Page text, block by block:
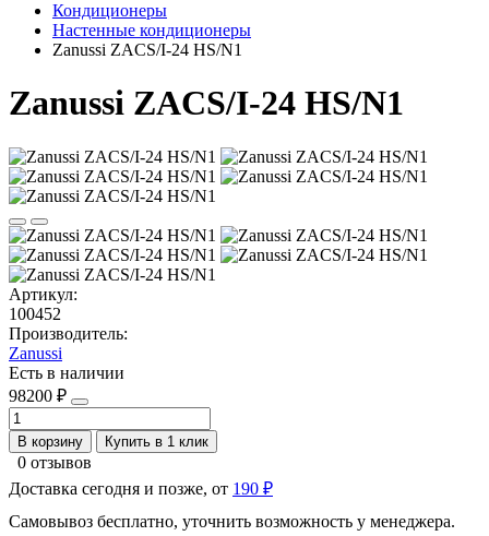
Кондиционеры
Настенные кондиционеры
Zanussi ZACS/I-24 HS/N1
Zanussi ZACS/I-24 HS/N1
Артикул:
100452
Производитель:
Zanussi
Есть в наличии
98200 ₽
В корзину Купить в 1 клик
0 отзывов
Доставка сегодня и позже, от 190 ₽
Самовывоз бесплатно, уточнить возможность у менеджера.